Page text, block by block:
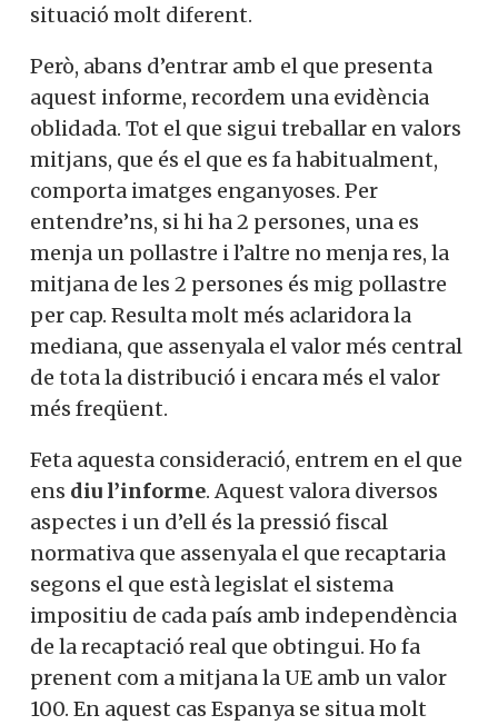
situació molt diferent.
Però, abans d’entrar amb el que presenta
aquest informe, recordem una evidència
oblidada. Tot el que sigui treballar en valors
mitjans, que és el que es fa habitualment,
comporta imatges enganyoses. Per
entendre’ns, si hi ha 2 persones, una es
menja un pollastre i l’altre no menja res, la
mitjana de les 2 persones és mig pollastre
per cap. Resulta molt més aclaridora la
mediana, que assenyala el valor més central
de tota la distribució i encara més el valor
més freqüent.
Feta aquesta consideració, entrem en el que
ens diu l’informe. Aquest valora diversos
aspectes i un d’ell és la pressió fiscal
normativa que assenyala el que recaptaria
segons el que està legislat el sistema
impositiu de cada país amb independència
de la recaptació real que obtingui. Ho fa
prenent com a mitjana la UE amb un valor
100. En aquest cas Espanya se situa molt